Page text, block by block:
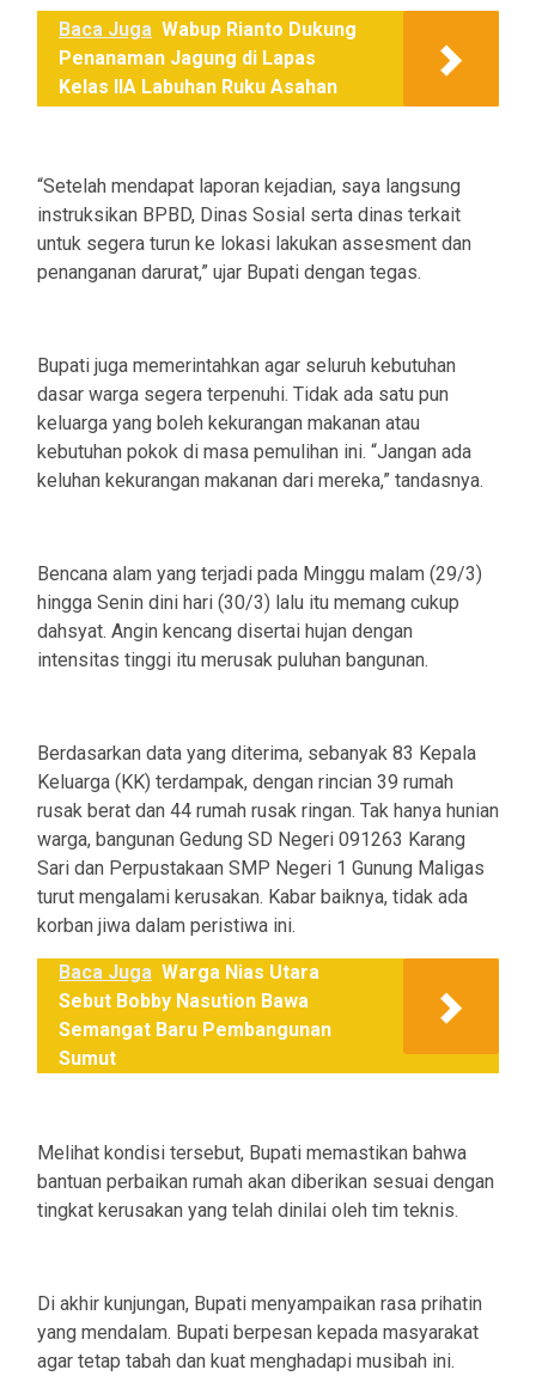
Baca Juga Wabup Rianto Dukung
Penanaman Jagung di Lapas
Kelas IIA Labuhan Ruku Asahan
“Setelah mendapat laporan kejadian, saya langsung
instruksikan BPBD, Dinas Sosial serta dinas terkait
untuk segera turun ke lokasi lakukan assesment dan
penanganan darurat,” ujar Bupati dengan tegas.
Bupati juga memerintahkan agar seluruh kebutuhan
dasar warga segera terpenuhi. Tidak ada satu pun
keluarga yang boleh kekurangan makanan atau
kebutuhan pokok di masa pemulihan ini. “Jangan ada
keluhan kekurangan makanan dari mereka,” tandasnya.
Bencana alam yang terjadi pada Minggu malam (29/3)
hingga Senin dini hari (30/3) lalu itu memang cukup
dahsyat. Angin kencang disertai hujan dengan
intensitas tinggi itu merusak puluhan bangunan.
Berdasarkan data yang diterima, sebanyak 83 Kepala
Keluarga (KK) terdampak, dengan rincian 39 rumah
rusak berat dan 44 rumah rusak ringan. Tak hanya hunian
warga, bangunan Gedung SD Negeri 091263 Karang
Sari dan Perpustakaan SMP Negeri 1 Gunung Maligas
turut mengalami kerusakan. Kabar baiknya, tidak ada
korban jiwa dalam peristiwa ini.
Baca Juga Warga Nias Utara
Sebut Bobby Nasution Bawa
Semangat Baru Pembangunan
Sumut
Melihat kondisi tersebut, Bupati memastikan bahwa
bantuan perbaikan rumah akan diberikan sesuai dengan
tingkat kerusakan yang telah dinilai oleh tim teknis.
Di akhir kunjungan, Bupati menyampaikan rasa prihatin
yang mendalam. Bupati berpesan kepada masyarakat
agar tetap tabah dan kuat menghadapi musibah ini.